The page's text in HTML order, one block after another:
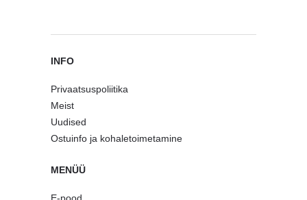
INFO
Privaatsuspoliitika
Meist
Uudised
Ostuinfo ja kohaletoimetamine
MENÜÜ